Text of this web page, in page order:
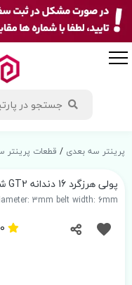
پرینتر سه بعدی / قطعات پرینتر
پولی هرزگرد 16 دندانه GT2 شفت 3 عرض 6 میلیمتر
3mm belt width: 6mm